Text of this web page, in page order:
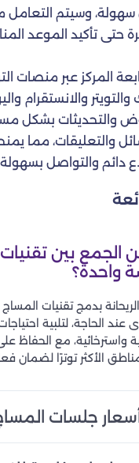
وسيتم التعامل
حتى تأكيد الموعد
المركز عبر منصات
والانستقرام
والتحديثات بشكل
والتعليقات، مما
دائم والتواصل
الجمع بين
واحدة؟
بدمج تقنيات
عند الحاجة، لتلبية
واسترخائية، مع الحفاظ
الأكثر توترًا لضمان
جلسات